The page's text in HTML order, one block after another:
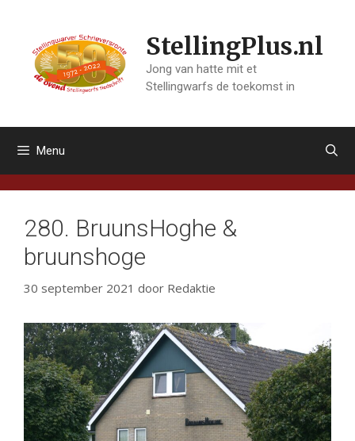
inhoud
StellingPlus.nl
Jong van hatte mit et
Stellingwarfs de toekomst in
Menu
280. BruunsHoghe &
bruunshoge
30 september 2021 door Redaktie